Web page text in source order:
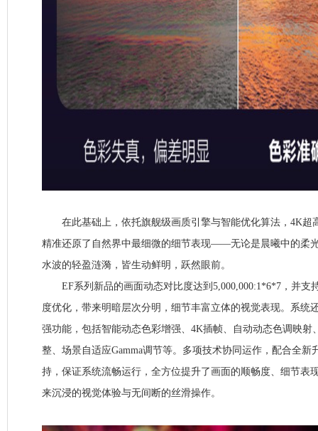
在此基础上，依托旗舰级画质引擎与智能优化算法，4K超
精准还原了自然界中最细微的细节表现——无论是晨曦中的柔
水波的轻盈涟漪，皆生动鲜明，跃然眼前。
EF系列新品的画面动态对比度达到5,000,000:1*6*7，并支
度优化，带来明暗层次分明，细节丰富立体的视觉表现。系统
强功能，包括智能动态色彩增强、4K插帧、自动动态色调映射
整、场景自适应Gamma调节等。多项技术协同运作，配合全新
持，保证系统流畅运行，全方位提升了画面的顺畅度、细节表
来沉浸的视觉体验与无间断的丝滑操作。